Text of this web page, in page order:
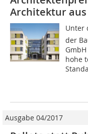
Architektur aus
Unter
der
hohe
Ausgabe 04/2017